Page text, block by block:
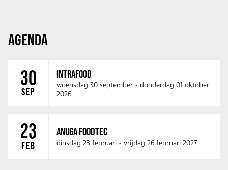
AGENDA
30
SEP
INTRAFOOD
woensdag 30 september - donderdag 01 oktober
2026
23
FEB
ANUGA FOODTEC
dinsdag 23 februari - vrijdag 26 februari 2027